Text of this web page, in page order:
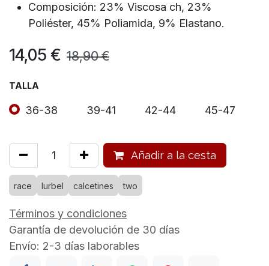
Composición: 23% Viscosa ch, 23%
Poliéster, 45% Poliamida, 9% Elastano.
14,05 € 18,90€
TALLA
36-38 39-41 42-44 45-47
Añadir a la cesta
race lurbel calcetines two
Términos y condiciones
Garantía de devolución de 30 días
Envío: 2-3 días laborables